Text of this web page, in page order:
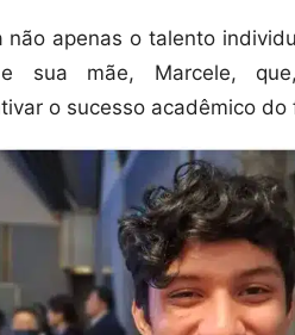
não apenas o talento
sua mãe, Marcele,
o sucesso acadêmico do